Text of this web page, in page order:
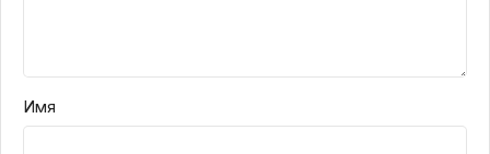
Имя